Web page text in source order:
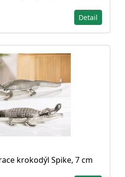
Detail
krokodýl Spike, 7 cm